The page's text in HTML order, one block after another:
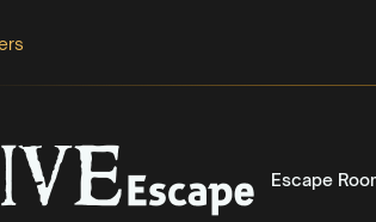
Escape